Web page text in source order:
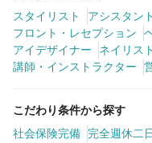
スタイリスト
アシスタント
フロント・レセプション
アイデザイナー
ネイリスト
講師・インストラクター
こだわり条件から探す
社会保険完備
完全週休二